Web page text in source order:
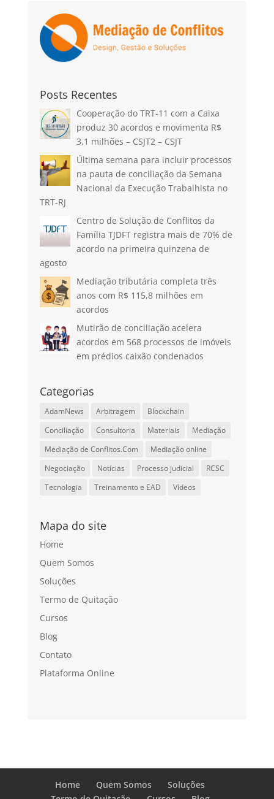
Posts Recentes
Cooperação do TRT-11 com a Caixa
produz 30 acordos e movimenta R$
3,1 milhões – CSJT2 – CSJT
Última semana para incluir processos
na pauta de conciliação da Semana
Nacional da Execução Trabalhista no
TRT-RJ
Centro de Solução de Conflitos da
Família TJDFT registra mais de 70% de
acordo na primeira quinzena de
agosto
Mediação tributária completa três
anos com R$ 115,8 milhões em
acordos
Mutirão de conciliação acelera
acordos em 568 processos de imóveis
em prédios caixão condenados
Categorias
AdamNews Arbitragem
Blockchain
Conciliação
Consultoria Materiais
Mediação
Mediação de Conflitos.Com
Mediação online
Negociação
Notícias Processo judicial
RCSC
Tecnologia
Treinamento e EAD Vídeos
Mapa do site
Home
Quem Somos
Soluções
Termo de Quitação
Cursos
Blog
Contato
Plataforma Online
Home Quem Somos
Soluções